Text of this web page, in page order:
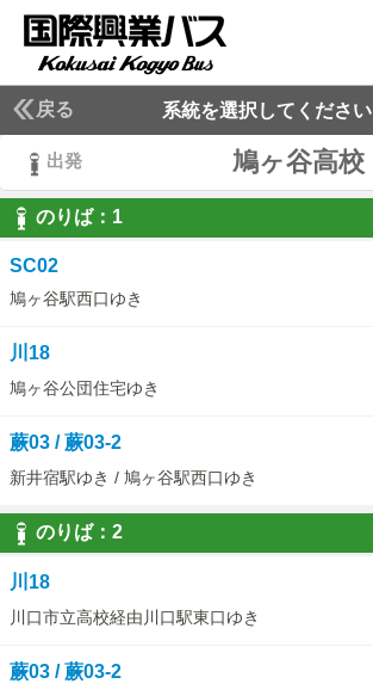
戻る 系統を選択してください
出発 鳩ヶ谷高校
のりば： 1
1
SC02
鳩ヶ谷駅西口ゆき
川18
鳩ヶ谷公団住宅ゆき
蕨03 / 蕨03-2
新井宿駅ゆき / 鳩ヶ谷駅西口ゆき
のりば： 2
2
川18
川口市立高校経由川口駅東口ゆき
蕨03 / 蕨03-2